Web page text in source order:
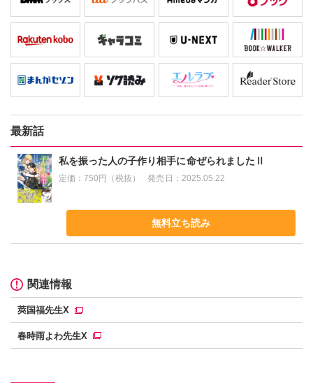
最新話
私を振った人の子作り相手に命ぜられましたⅡ
定価：750円（税抜） 発売日： 2025.05.22
無料立ち読み
関連情報
莢国福先生X
春時雨よわ先生X